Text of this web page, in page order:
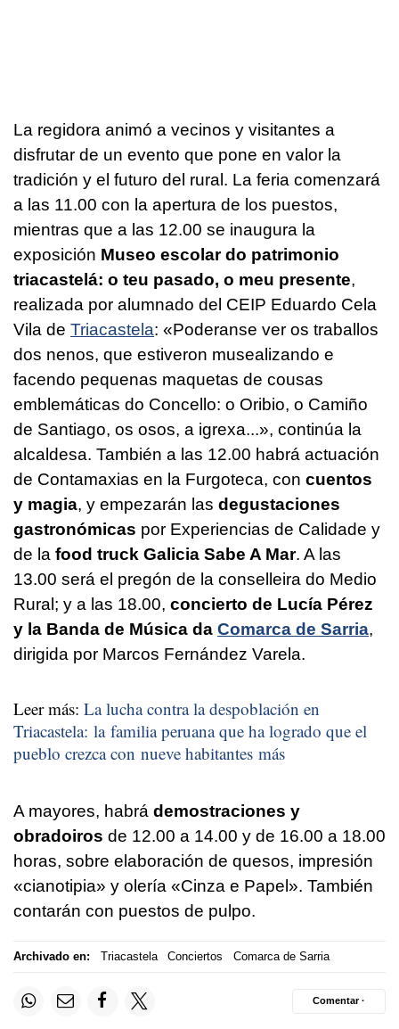
La regidora animó a vecinos y visitantes a
disfrutar de un evento que pone en valor la
tradición y el futuro del rural. La feria comenzará
a las 11.00 con la apertura de los puestos,
mientras que a las 12.00 se inaugura la
exposición Museo escolar do patrimonio
triacastelá: o teu pasado, o meu presente,
realizada por alumnado del CEIP Eduardo Cela
Vila de Triacastela: «Poderanse ver os traballos
dos nenos, que estiveron musealizando e
facendo pequenas maquetas de cousas
emblemáticas do Concello: o Oribio, o Camiño
de Santiago, os osos, a igrexa...», continúa la
alcaldesa. También a las 12.00 habrá actuación
de Contamaxias en la Furgoteca, con cuentos
y magia, y empezarán las degustaciones
gastronómicas por Experiencias de Calidade y
de la food truck Galicia Sabe A Mar. A las
13.00 será el pregón de la conselleira do Medio
Rural; y a las 18.00, concierto de Lucía Pérez
y la Banda de Música da Comarca de Sarria,
dirigida por Marcos Fernández Varela.
Leer más: La lucha contra la despoblación en
Triacastela: la familia peruana que ha logrado que el
pueblo crezca con nueve habitantes más
A mayores, habrá demostraciones y
obradoiros de 12.00 a 14.00 y de 16.00 a 18.00
horas, sobre elaboración de quesos, impresión
«cianotipia» y olería «Cinza e Papel». También
contarán con puestos de pulpo.
Archivado en: Triacastela Conciertos Comarca de Sarria
Comentar ·